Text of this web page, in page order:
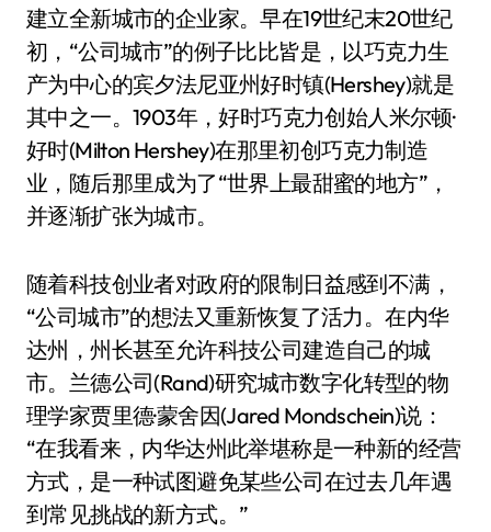
建立全新城市的企业家。早在19世纪末20世纪
初，“公司城市”的例子比比皆是，以巧克力生
产为中心的宾夕法尼亚州好时镇(Hershey)就是
其中之一。1903年，好时巧克力创始人米尔顿·
好时(Milton Hershey)在那里初创巧克力制造
业，随后那里成为了“世界上最甜蜜的地方”，
并逐渐扩张为城市。
随着科技创业者对政府的限制日益感到不满，
“公司城市”的想法又重新恢复了活力。在内华
达州，州长甚至允许科技公司建造自己的城
市。兰德公司(Rand)研究城市数字化转型的物
理学家贾里德·蒙舍因(Jared Mondschein)说：
“在我看来，内华达州此举堪称是一种新的经营
方式，是一种试图避免某些公司在过去几年遇
到常见挑战的新方式。”